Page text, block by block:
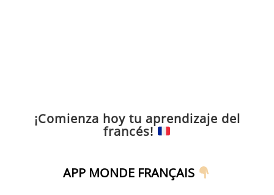
¡Comienza hoy tu aprendizaje del
francés!
APP MONDE FRANÇAIS